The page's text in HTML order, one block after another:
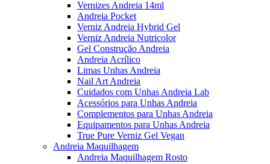
Vernizes Andreia 14ml
Andreia Pocket
Verniz Andreia Hybrid Gel
Verniz Andreia Nutricolor
Gel Construção Andreia
Andreia Acrílico
Limas Unhas Andreia
Nail Art Andreia
Cuidados com Unhas Andreia Lab
Acessórios para Unhas Andreia
Complementos para Unhas Andreia
Equipamentos para Unhas Andreia
True Pure Verniz Gel Vegan
Andreia Maquilhagem
Andreia Maquilhagem Rosto